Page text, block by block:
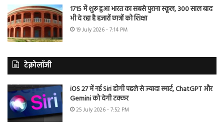
1715 में शुरू हुआ भारत का सबसे पुराना स्कूल, 300 साल बाद
भी दे रहा है हजारों छात्रों को शिक्षा
19 July 2026 - 7:14 PM
टेक्नोलॉजी
iOS 27 में नई Siri होगी पहले से ज्यादा स्मार्ट, ChatGPT और
Gemini को देगी टक्कर
25 July 2026 - 7:52 PM